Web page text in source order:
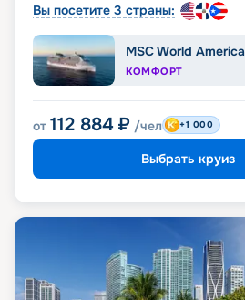
Вы посетите 3 страны:
MSC World America
КОМФОРТ
от 112 884 ₽ /чел +1 000
Выбрать круиз